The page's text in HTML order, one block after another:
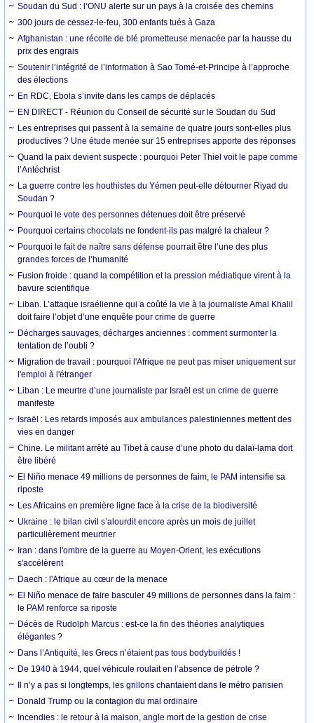
Soudan du Sud : l’ONU alerte sur un pays à la croisée des chemins
300 jours de cessez-le-feu, 300 enfants tués à Gaza
Afghanistan : une récolte de blé prometteuse menacée par la hausse du
prix des engrais
Soutenir l’intégrité de l’information à Sao Tomé-et-Principe à l’approche
des élections
En RDC, Ebola s’invite dans les camps de déplacés
EN DIRECT - Réunion du Conseil de sécurité sur le Soudan du Sud
Les entreprises qui passent à la semaine de quatre jours sont-elles plus
productives ? Une étude menée sur 15 entreprises apporte des réponses
Quand la paix devient suspecte : pourquoi Peter Thiel voit le pape comme
l’Antéchrist
La guerre contre les houthistes du Yémen peut-elle détourner Riyad du
Soudan ?
Pourquoi le vote des personnes détenues doit être préservé
Pourquoi certains chocolats ne fondent-ils pas malgré la chaleur ?
Pourquoi le fait de naître sans défense pourrait être l’une des plus
grandes forces de l’humanité
Fusion froide : quand la compétition et la pression médiatique virent à la
bavure scientifique
Liban. L’attaque israélienne qui a coûté la vie à la journaliste Amal Khalil
doit faire l’objet d’une enquête pour crime de guerre
Décharges sauvages, décharges anciennes : comment surmonter la
tentation de l’oubli ?
Migration de travail : pourquoi l'Afrique ne peut pas miser uniquement sur
l'emploi à l'étranger
Liban : Le meurtre d’une journaliste par Israël est un crime de guerre
manifeste
Israël : Les retards imposés aux ambulances palestiniennes mettent des
vies en danger
Chine. Le militant arrêté au Tibet à cause d’une photo du dalaï-lama doit
être libéré
El Niño menace 49 millions de personnes de faim, le PAM intensifie sa
riposte
Les Africains en première ligne face à la crise de la biodiversité
Ukraine : le bilan civil s’alourdit encore après un mois de juillet
particulièrement meurtrier
Iran : dans l'ombre de la guerre au Moyen-Orient, les exécutions
s'accélèrent
Daech : l'Afrique au cœur de la menace
El Niño menace de faire basculer 49 millions de personnes dans la faim :
le PAM renforce sa riposte
Décès de Rudolph Marcus : est-ce la fin des théories analytiques
élégantes ?
Dans l’Antiquité, les Grecs n’étaient pas tous bodybuildés !
De 1940 à 1944, quel véhicule roulait en l’absence de pétrole ?
Il n’y a pas si longtemps, les grillons chantaient dans le métro parisien
Donald Trump ou la contagion du mal ordinaire
Incendies : le retour à la maison, angle mort de la gestion de crise